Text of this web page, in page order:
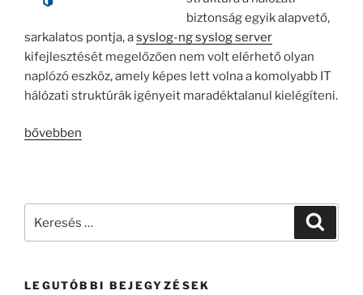
biztonság egyik alapvető,
sarkalatos pontja, asyslog-ng syslog server
kifejlesztését megelőzően nem volt elérhető olyan
naplózó eszköz, amely képes lett volna a komolyabb IT
hálózati struktúrák igényeit maradéktalanul kielégíteni.
„A
story”
bővebben
LEGUTÓBBI BEJEGYZÉSEK